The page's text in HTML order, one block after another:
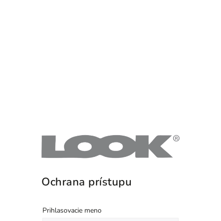
Ochrana prístupu
Prihlasovacie meno